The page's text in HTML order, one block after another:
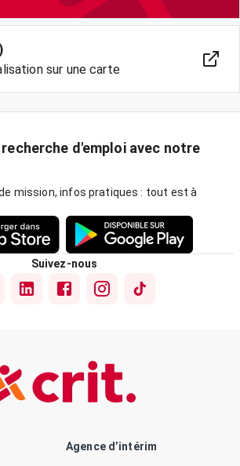
sur une carte
d'emploi avec notre
mission, infos pratiques : tout est à
Suivez-nous
Agence d’intérim